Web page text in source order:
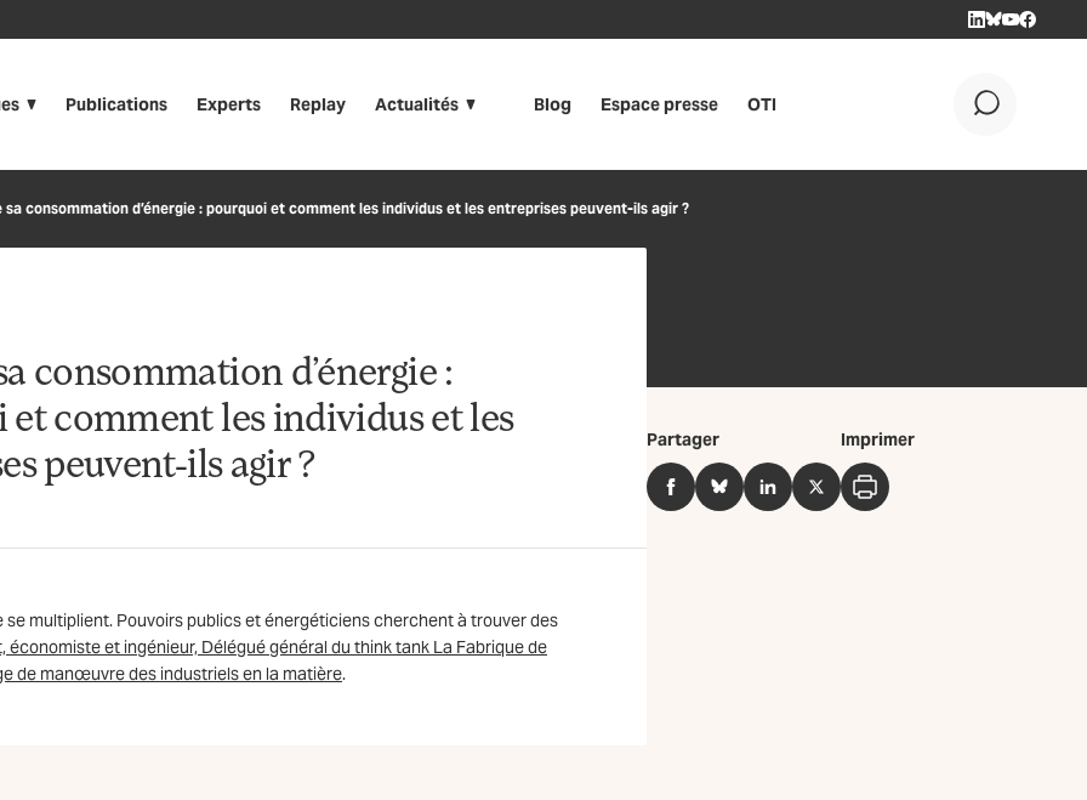
LINKEDIN
BLUESKY
YOUTUBE
Publications Experts Replay Actualités Blog Espace presse OTI
sa consommation d’énergie : pourquoi et comment les individus et les entreprises peuvent-ils agir ?
consommation d’énergie :
comment les individus et les
peuvent-ils agir ?
se multiplient. Pouvoirs publics et énergéticiens cherchent à trouver des
économiste et ingénieur, Délégué général du think tank La Fabrique de
de manœuvre des industriels en la matière.
Partager
FacebookBlueSkyLinkedInTwitter
Imprimer
Imprimer